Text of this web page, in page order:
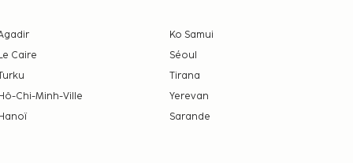
Ko Samui
Caire
Séoul
Tirana
Chi-Minh-Ville
Yerevan
Sarande